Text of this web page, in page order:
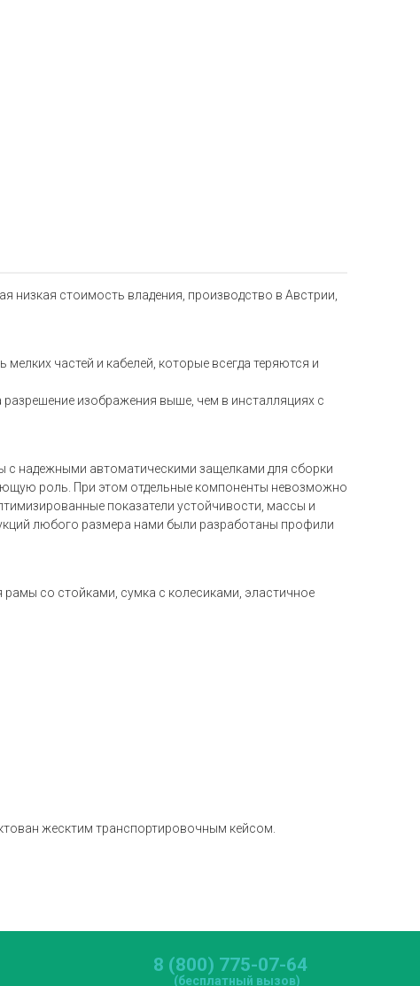
стоимость владения, производство в Австрии,
частей и кабелей, которые всегда теряются и
изображения выше, чем в инсталляциях с
с надежными автоматическими защелками для сборки
роль. При этом отдельные компоненты невозможно
показатели устойчивости, массы и
любого размера нами были разработаны профили
со стойками, сумка с колесиками, эластичное
жесктим транспортировочным кейсом.
8 (800) 775-07-64
(бесплатный вызов)